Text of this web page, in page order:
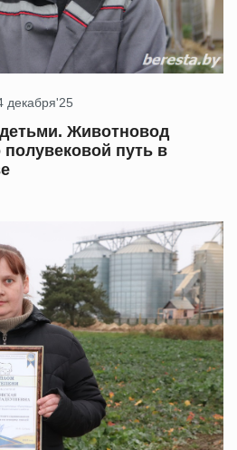
декабря'25
Животновод
полувековой путь в